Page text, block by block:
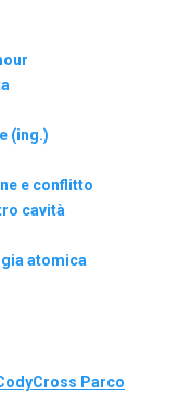
(ing.)
e conflitto
cavità
atomica
Parco